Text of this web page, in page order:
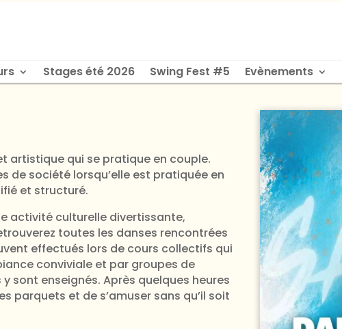
Stages été 2026 Swing Fest #5 Evènements
artistique qui se pratique en couple.
de société lorsqu’elle est pratiquée en
et structuré.
activité culturelle divertissante,
toutes les danses rencontrées
effectués lors de cours collectifs qui
conviviale et par groupes de
sont enseignés. Après quelques heures
parquets et de s’amuser sans qu’il soit